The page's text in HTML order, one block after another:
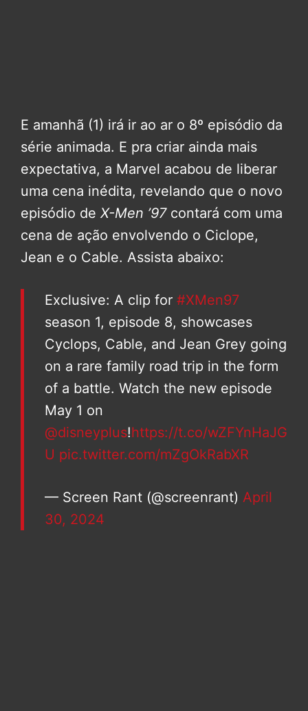
E amanhã (1) irá ir ao ar o 8º episódio da
série animada. E pra criar ainda mais
expectativa, a Marvel acabou de liberar
uma cena inédita, revelando que o novo
episódio de X-Men ’97contará com uma
cena de ação envolvendo o Ciclope,
Jean e o Cable. Assista abaixo:
Exclusive: A clip for #XMen97
season 1, episode 8, showcases
Cyclops, Cable, and Jean Grey going
on a rare family road trip in the form
of a battle. Watch the new episode
May 1 on
@disneyplus!https://t.co/wZFYnHaJG
U pic.twitter.com/mZgOkRabXR
— Screen Rant (@screenrant) April
30, 2024